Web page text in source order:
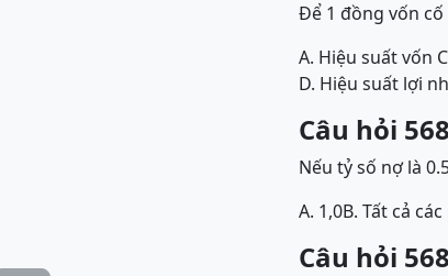
Để 1 đồng vốn
A. Hiệu suất vốn
D. Hiệu suất lợi
Câu hỏi
Nếu tỷ số nợ là
A. 1,0B. Tất cả
Câu hỏi